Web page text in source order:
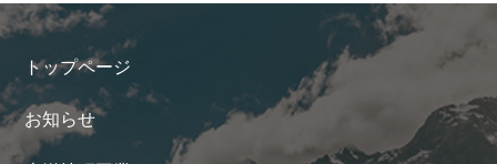
トップページ
お知らせ